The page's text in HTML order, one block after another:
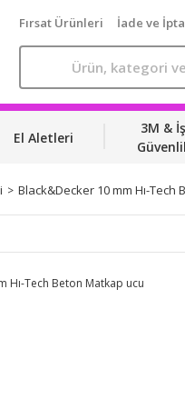
Fırsat Ürünleri İade ve
El Aletleri
3M & İş
Black&Decker 10 mm Hı-Tech